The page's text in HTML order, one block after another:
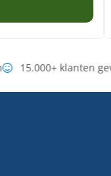
15.000+ klanten